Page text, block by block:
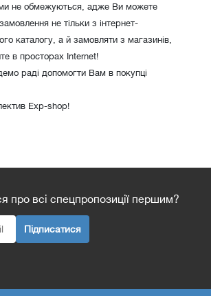
не обмежуються, адже Ви можете
не тільки з інтернет-
каталогу, а й замовляти з магазинів,
в просторах Internet!
раді допомогти Вам в покупці
Exp-shop!
про всі спецпропозиції першим?
Підписатися